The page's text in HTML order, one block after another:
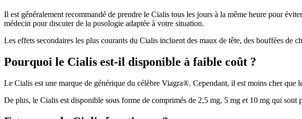
Il est généralement recommandé de prendre le Cialis tous les jours à la même heure pour
médecin pour discuter de la posologie adaptée à votre situation.
Les effets secondaires les plus courants du Cialis incluent des maux de tête, des bouffées de
Pourquoi le Cialis est-il disponible à faible coût ?
Le Cialis est une marque de générique du célèbre Viagra®. Cependant, il est moins cher
De plus, le Cialis est disponible sous forme de comprimés de 2,5 mg, 5 mg et 10 mg qui sont